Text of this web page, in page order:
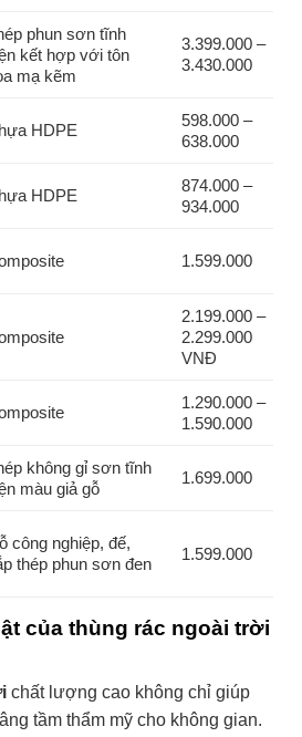
phun sơn tĩnh
kết hợp với tôn
mạ kẽm
3.399.000 –
3.430.000
HDPE
598.000 –
638.000
HDPE
874.000 –
934.000
1.599.000
2.199.000 –
2.299.000
VNĐ
1.290.000 –
1.590.000
không gỉ sơn tĩnh
màu giả gỗ
1.699.000
công nghiệp, đế,
thép phun sơn đen
1.599.000
của thùng rác ngoài trời
chất lượng cao không chỉ giúp
tầm thẩm mỹ cho không gian.